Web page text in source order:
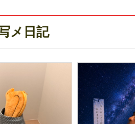
メ日記